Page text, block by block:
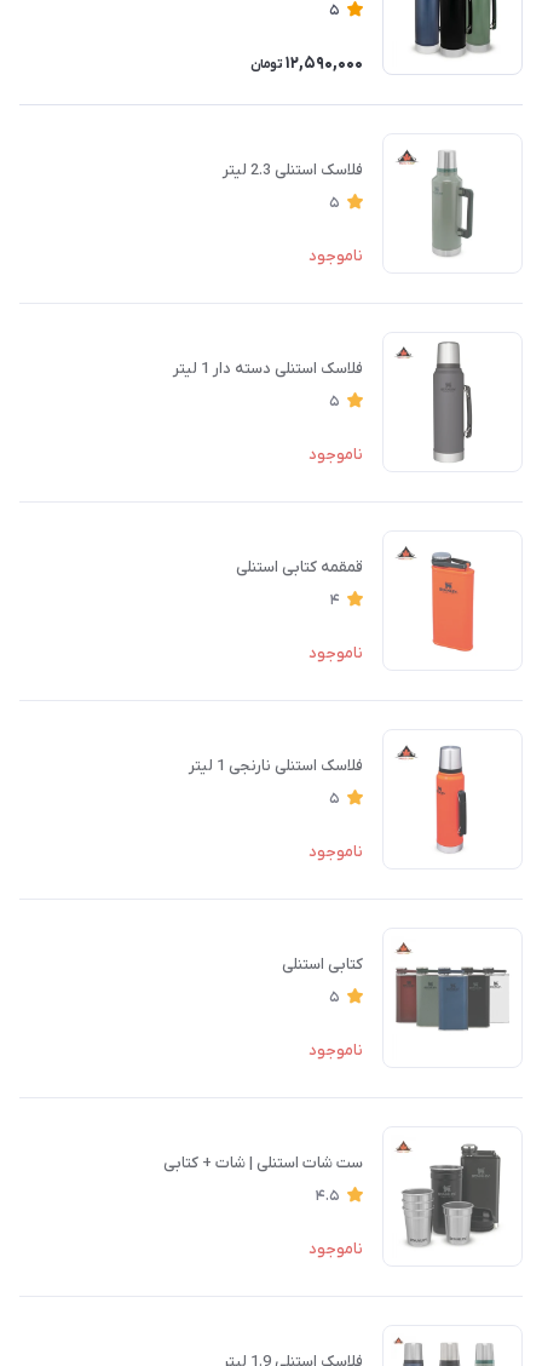
5
12,590,000 تومان
فلاسک استنلی 2.3 لیتر
5
ناموجود
فلاسک استنلی دسته دار 1 لیتر
5
ناموجود
قمقمه کتابی استنلی
4
ناموجود
فلاسک استنلی نارنجی 1 لیتر
5
ناموجود
کتابی استنلی
5
ناموجود
ست شات استنلی | شات + کتابی
4.5
ناموجود
فلاسک استنلی 1.9 لیتر